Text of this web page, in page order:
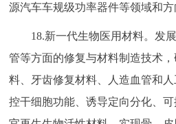
源汽车车规级功率器件等领域和方
18.新一代生物医用材料。发展
管等方面的修复与材料制造技术
料、牙齿修复材料、人造血管和
控干细胞功能、诱导定向分化、